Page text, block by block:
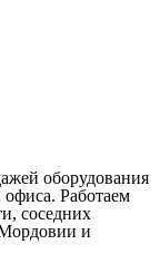
оборудования
Работаем
соседних
и